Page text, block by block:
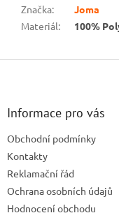
Značka:
Joma
Materiál: 100%
Informace pro vás
Obchodní podmínky
Kontakty
Reklamační řád
Ochrana osobních údajů
Hodnocení obchodu